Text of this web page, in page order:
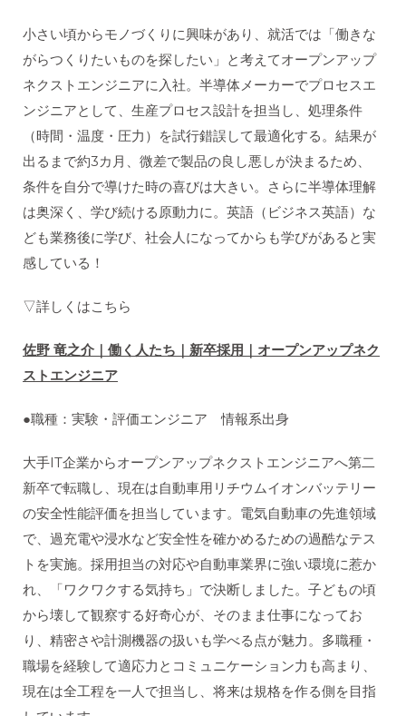
小さい頃からモノづくりに興味があり、就活では「働きな
がらつくりたいものを探したい」と考えてオープンアップ
ネクストエンジニアに入社。半導体メーカーでプロセスエ
ンジニアとして、生産プロセス設計を担当し、処理条件
（時間・温度・圧力）を試行錯誤して最適化する。結果が
出るまで約3カ月、微差で製品の良し悪しが決まるため、
条件を自分で導けた時の喜びは大きい。さらに半導体理解
は奥深く、学び続ける原動力に。英語（ビジネス英語）な
ども業務後に学び、社会人になってからも学びがあると実
感している！
▽詳しくはこちら
佐野 竜之介｜働く人たち｜新卒採用｜オープンアップネク
ストエンジニア
●職種：実験・評価エンジニア 情報系出身
大手IT企業からオープンアップネクストエンジニアへ第二
新卒で転職し、現在は自動車用リチウムイオンバッテリー
の安全性能評価を担当しています。電気自動車の先進領域
で、過充電や浸水など安全性を確かめるための過酷なテス
トを実施。採用担当の対応や自動車業界に強い環境に惹か
れ、「ワクワクする気持ち」で決断しました。子どもの頃
から壊して観察する好奇心が、そのまま仕事になってお
り、精密さや計測機器の扱いも学べる点が魅力。多職種・
職場を経験して適応力とコミュニケーション力も高まり、
現在は全工程を一人で担当し、将来は規格を作る側を目指